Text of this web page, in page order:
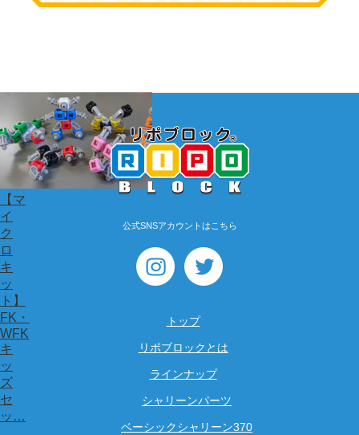
【マ
イ
ク
ロ
キ
ッ
ト】
FK・
WFK
キ
ッ
ズ
セ
ッ…
公式SNSアカウントはこちら
トップ
リポブロックとは
ラインナップ
シャリーンパーツ
ベーシックシャリーン370